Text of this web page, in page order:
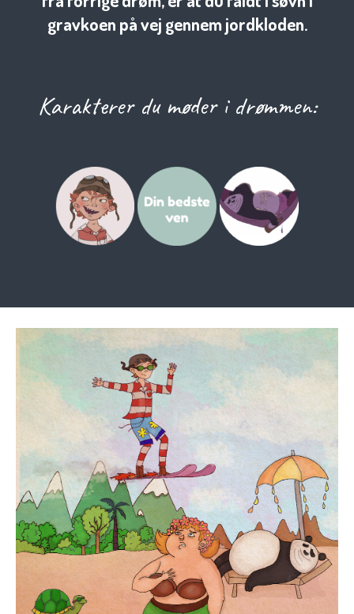
gravkoen på vej gennem jordkloden.
Karakterer du møder i drømmen: